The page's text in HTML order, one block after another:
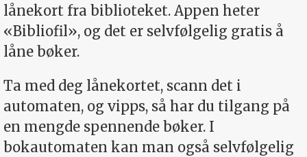
lånekort fra biblioteket. Appen heter
«Bibliofil», og det er selvfølgelig gratis å
låne bøker.
Ta med deg lånekortet, scann det i
automaten, og vipps, så har du tilgang på
en mengde spennende bøker. I
bokautomaten kan man også selvfølgelig